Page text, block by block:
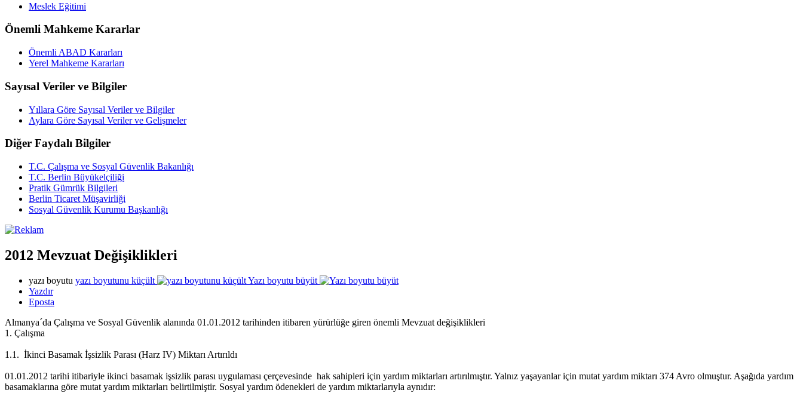
Meslek Eğitimi
Önemli Mahkeme Kararlar
Önemli ABAD Kararları
Yerel Mahkeme Kararları
Sayısal Veriler ve Bilgiler
Yıllara Göre Sayısal Veriler ve Bilgiler
Aylara Göre Sayısal Veriler ve Gelişmeler
Diğer Faydalı Bilgiler
T.C. Çalışma ve Sosyal Güvenlik Bakanlığı
T.C. Berlin Büyükelçiliği
Pratik Gümrük Bilgileri
Berlin Ticaret Müşavirliği
Sosyal Güvenlik Kurumu Başkanlığı
2012 Mevzuat Değişiklikleri
yazı boyutu yazı boyutunu küçült
Yazı boyutu büyüt
Yazdır
Eposta
Almanya´da Çalışma ve Sosyal Güvenlik alanında 01.01.2012 tarihinden itibaren yürürlüğe giren önemli Mevzuat değişiklikleri
1. Çalışma
1.1. İkinci Basamak İşsizlik Parası (Harz IV) Miktarı Artırıldı
01.01.2012 tarihi itibariyle ikinci basamak işsizlik parası uygulaması çerçevesinde hak sahipleri için yardım miktarları artırılmıştır. Yalnız yaşayanlar için mutat yardım miktarı 374 Avro olmuştur. Aşağıda yardım
basamaklarına göre mutat yardım miktarları belirtilmiştir. Sosyal yardım ödenekleri de yardım miktarlarıyla aynıdır: